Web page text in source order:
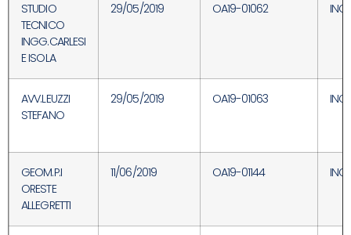
STUDIO
TECNICO
INGG.CARLESI
E ISOLA
29/05/2019 OA19-01062
AVV.LEUZZI
STEFANO
29/05/2019 OA19-01063
GEOM.P.I
ORESTE
ALLEGRETTI
11/06/2019 OA19-01144